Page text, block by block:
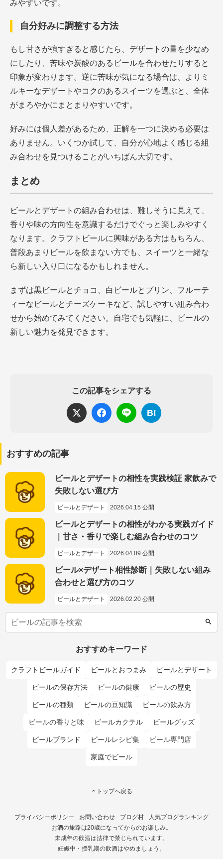
みやすいです。
自分好みに調整する方法
もし甘さが強すぎると感じたら、デザートの量を少なめ
にしたり、苦味や炭酸のあるビールを合わせたりすると
印象が変わります。逆に苦味が気になる場合は、よりミ
ルキーなデザートやコクのあるスイーツを選ぶと、全体
がまろやかにまとまりやすいです。
好みには個人差があるため、正解を一つに決める必要は
ありません。いくつか試して、自分が心地よく感じる組
み合わせを見つけることがいちばん大切です。
まとめ
ビールとデザートの組み合わせは、難しそうに見えて、
香りや味の方向性を意識するだけでぐっと楽しみやすく
なります。クラフトビールに興味がある方はもちろん、
普段あまりビールを飲まない方でも、スイーツと一緒な
ら新しい入り口になるかもしれません。
まずは黒ビールとチョコ、白ビールとプリン、フルーテ
ィーなビールとチーズケーキなど、試しやすい組み合わ
せから始めてみてください。自宅でも気軽に、ビールの
新しい魅力を発見できます。
この記事をシェアする
B!
おすすめの記事
ビールとデザートの相性を実践検証 家飲みで
失敗しない選び方
ビールとデザート 2026.04.15 公開
ビールとデザートの相性がわかる実践ガイド
｜甘さ・香りで楽しむ組み合わせのコツ
ビールとデザート 2026.04.09 公開
ビール×デザート相性診断｜失敗しない組み
合わせと選び方のコツ
ビールとデザート 2026.02.20 公開
おすすめキーワード
クラフトビールガイド ビールとおつまみ ビールとデザート
ビールの保存方法 ビールの健康 ビールの歴史
ビールの種類 ビールの豆知識 ビールの飲み方
ビールの香りと味 ビールカクテル ビールグッズ
ビールブランド ビールレシピ集 ビール専門店
家庭でビール
トップへ戻る
プライバシーポリシー お問い合わせ ブログ村
人気ブログランキング
お酒の旅路は20歳になってからのお楽しみ。
未成年の飲酒は法律で禁じられています。
妊娠中・授乳期の飲酒はやめましょう。